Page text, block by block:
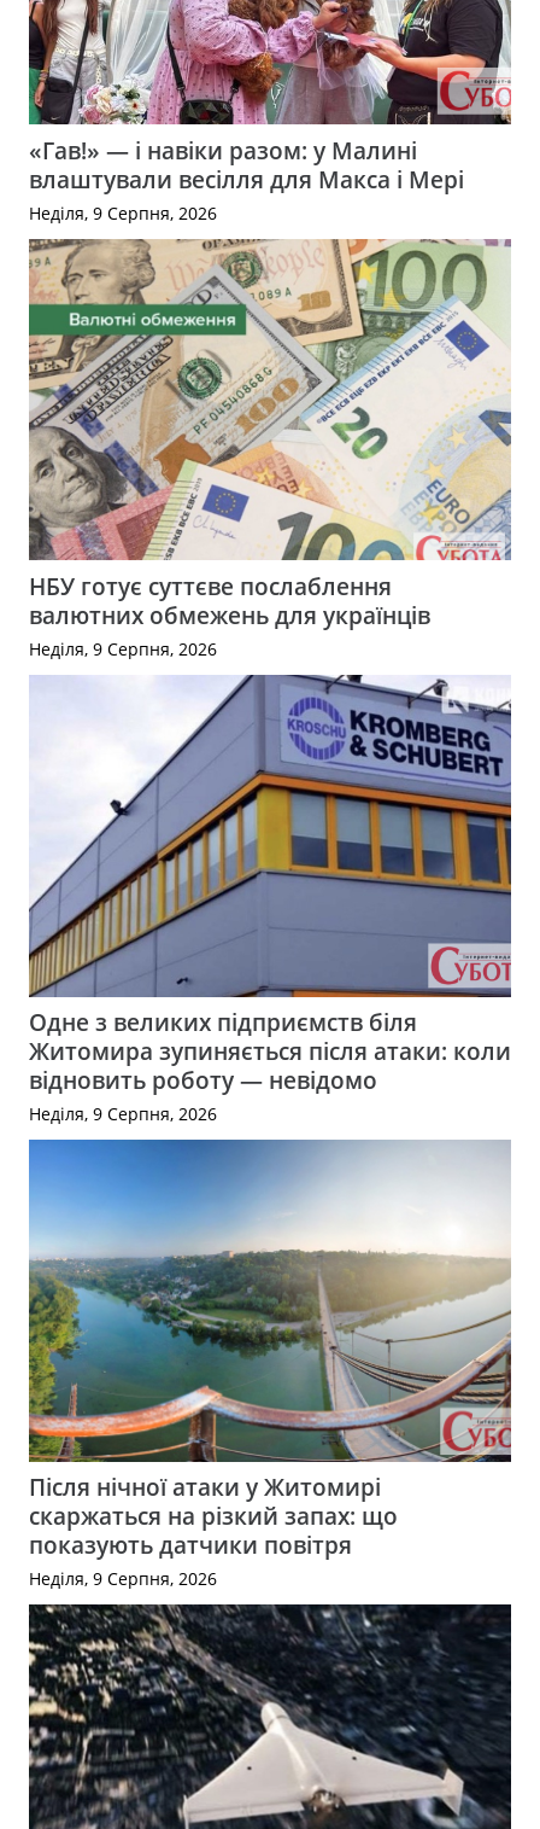
«Гав!» — і навіки разом: у Малині
влаштували весілля для Макса і Мері
Неділя, 9 Серпня, 2026
НБУ готує суттєве послаблення
валютних обмежень для українців
Неділя, 9 Серпня, 2026
Одне з великих підприємств біля
Житомира зупиняється після атаки: коли
відновить роботу — невідомо
Неділя, 9 Серпня, 2026
Після нічної атаки у Житомирі
скаржаться на різкий запах: що
показують датчики повітря
Неділя, 9 Серпня, 2026